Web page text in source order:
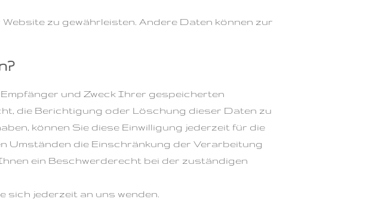
zu gewährleisten. Andere Daten können zur
und Zweck Ihrer gespeicherten
die Berichtigung oder Löschung dieser Daten zu
können Sie diese Einwilligung jederzeit für die
Umständen die Einschränkung der Verarbeitung
ein Beschwerderecht bei der zuständigen
sich jederzeit an uns wenden.